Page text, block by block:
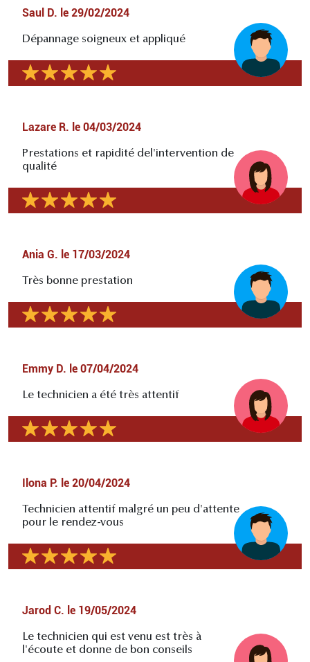
Saul D. le 29/02/2024
Dépannage soigneux et appliqué
Lazare R. le 04/03/2024
Prestations et rapidité del'intervention de
qualité
Ania G. le 17/03/2024
Très bonne prestation
Emmy D. le 07/04/2024
Le technicien a été très attentif
Ilona P. le 20/04/2024
Technicien attentif malgré un peu d'attente
pour le rendez-vous
Jarod C. le 19/05/2024
Le technicien qui est venu est très à
l'écoute et donne de bon conseils